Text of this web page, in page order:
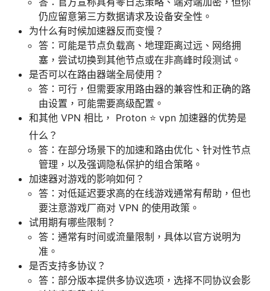
仍应留意第三方数据请求及设备安全性。
为什么有时候加速器反而变慢？
答：可能是节点负载高、地理距离过远、网络拥
塞，尝试切换到其他节点或在非高峰时段测试。
是否可以在路由器端全局使用？
答：可行，但需要家用路由器的兼容性和正确的路
由设置，可能需要高级配置。
和其他 VPN 相比， Proton ⭐ vpn 加速器的优势是
什么？
答：在部分场景下的加速和路由优化、针对性节点
管理，以及强调隐私保护的组合策略。
加速器对游戏的影响如何？
答：对低延迟要求高的在线游戏通常有帮助，但也
要注意游戏厂商对 VPN 的使用政策。
试用期有哪些限制？
答：通常有时间或流量限制，具体以官方说明为
准。
是否支持多协议？
答：部分版本提供多协议选项，选择不同协议会影